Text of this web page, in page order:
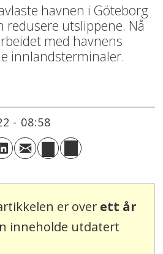
havnen i Göteborg
redusere utslippene. Nå
med havnens
innlandsterminaler.
- 08:58
er over ett år
inneholde utdatert